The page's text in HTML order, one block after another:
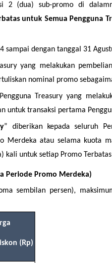
2 (dua) sub-promo di
untuk Semua Pengguna
dengan tanggal 31
yang melakukan
nominal promo
Treasury yang
untuk transaksi pertama
” diberikan kepada seluruh
Merdeka atau selama kuota
untuk setiap Promo
Periode Promo Merdeka)
sembilan persen),
(Rp)